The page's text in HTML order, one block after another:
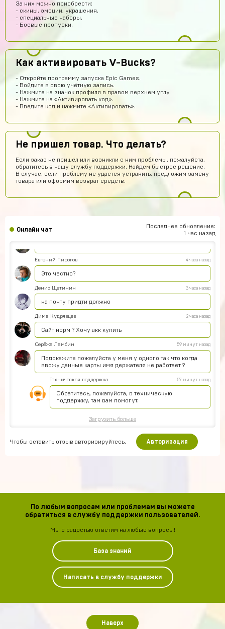
За них можно приобрести:
- скины, эмоции, украшения,
- специальные наборы,
- Боевые пропуски.
Как активировать V-Bucks?
- Откройте программу запуска Epic Games.
- Войдите в свою учётную запись.
- Нажмите на значок профиля в правом верхнем углу.
- Нажмите на «Активировать код».
- Введите код и нажмите «Активировать».
Не пришел товар. Что делать?
Если заказ не пришёл или возникли с ним проблемы, пожалуйста,
обратитесь в нашу службу поддержки. Найдем быстрое решение.
В случае, если проблему не удастся устранить, предложим замену
товара или оформим возврат средств.
Онлайн чат
Последнее обновление:
1 час назад
Волчонок Волков
Куда аккаунт приходит
AlexGAMER00
На емаил
Павел Лавренчук
Все быстро и понятно! Всем рекомендую!
8 часов назад
Завтра закину 1000 будем проверку делать
Ilias Amandyq
крутой сайт
Илья Лобазов 7 часов назад
Все дошло спасибо
Дима Ганюшин 5 часов назад
Евгений Пирогов 4 часа назад
Это честно?
Денис Щетинин 3 часа назад
на почту придти должно
Дима Кудрявцев 2 часа назад
Сайт норм ? Хочу акк купить
Серёжа Ламбин 59 минут назад
Подскажите пожалуйста у меня у одного так что когда
ввожу данные карты имя держателя не работает ?
Техническая поддержка 57 минут назад
Обратитесь, пожалуйста, в техническую
поддержку, там вам помогут.
Загрузить больше
Чтобы оставить отзыв авторизируйтесь. Авторизация
По любым вопросам или проблемам вы можете
обратиться в службу поддержки пользователей.
Мы с радостью ответим на любые вопросы!
База знаний
Написать в службу поддержки
Наверх